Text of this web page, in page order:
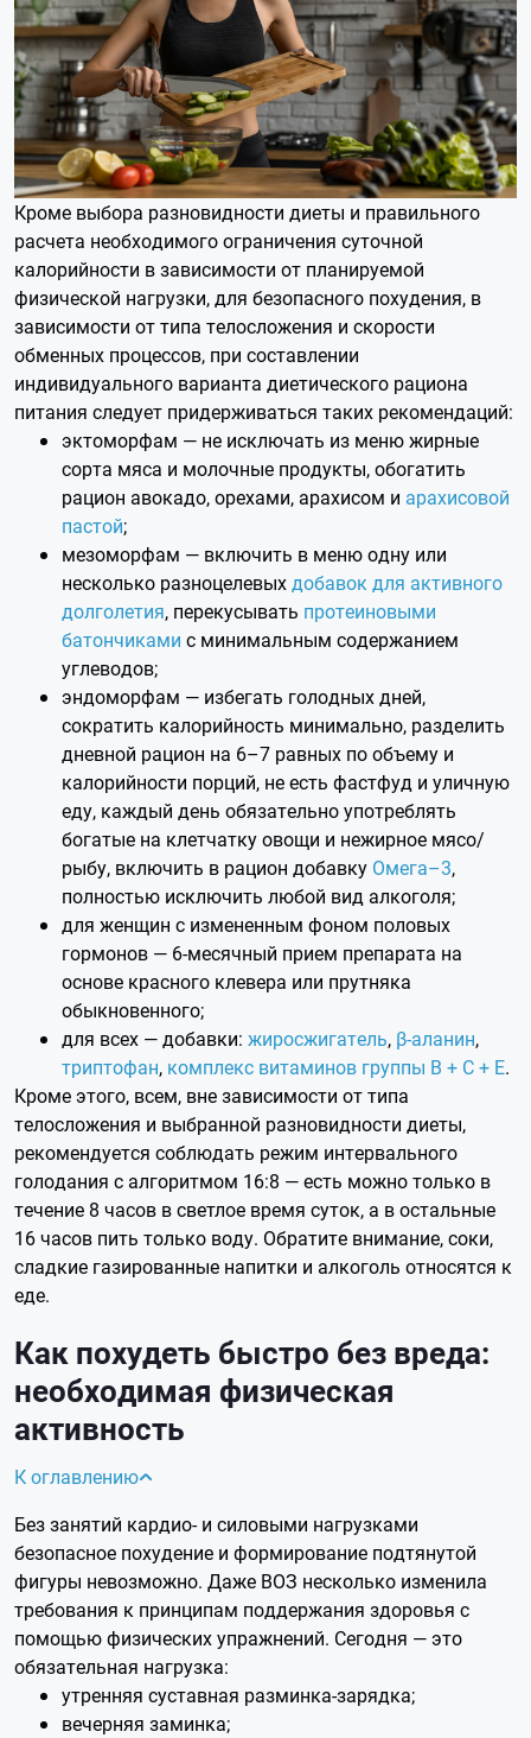
Кроме выбора разновидности диеты и правильного
расчета необходимого ограничения суточной
калорийности в зависимости от планируемой
физической нагрузки, для безопасного похудения, в
зависимости от типа телосложения и скорости
обменных процессов, при составлении
индивидуального варианта диетического рациона
питания следует придерживаться таких рекомендаций:
эктоморфам — не исключать из меню жирные
сорта мяса и молочные продукты, обогатить
рацион авокадо, орехами, арахисом и арахисовой
пастой;
мезоморфам — включить в меню одну или
несколько разноцелевыхдобавок для активного
долголетия, перекусывать протеиновыми
батончиками с минимальным содержанием
углеводов;
эндоморфам — избегать голодных дней,
сократить калорийность минимально, разделить
дневной рацион на 6–7 равных по объему и
калорийности порций, не есть фастфуд и уличную
еду, каждый день обязательно употреблять
богатые на клетчатку овощи и нежирное мясо/
рыбу, включить в рацион добавку Омега–3,
полностью исключить любой вид алкоголя;
для женщин с измененным фоном половых
гормонов — 6-месячный прием препарата на
основе красного клевера или прутняка
обыкновенного;
для всех — добавки: жиросжигатель, β-аланин,
триптофан, комплекс витаминов группы B + С + E.
Кроме этого, всем, вне зависимости от типа
телосложения и выбранной разновидности диеты,
рекомендуется соблюдать режим интервального
голодания с алгоритмом 16:8 — есть можно только в
течение 8 часов в светлое время суток, а в остальные
16 часов пить только воду. Обратите внимание, соки,
сладкие газированные напитки и алкоголь относятся к
еде.
Как похудеть быстро без вреда:
необходимая физическая
активность
К оглавлению
Без занятий кардио- и силовыми нагрузками
безопасное похудение и формирование подтянутой
фигуры невозможно. Даже ВОЗ несколько изменила
требования к принципам поддержания здоровья с
помощью физических упражнений. Сегодня — это
обязательная нагрузка:
утренняя суставная разминка-зарядка;
вечерняя заминка;